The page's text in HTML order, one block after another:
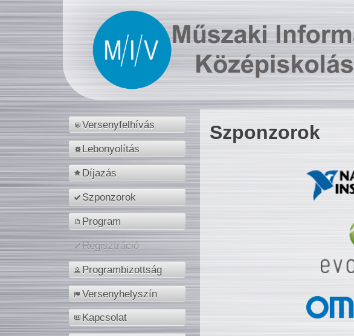
Versenyfelhívás
Lebonyolítás
Díjazás
Szponzorok
Program
Regisztráció
Programbizottság
Versenyhelyszín
Kapcsolat
Szponzorok